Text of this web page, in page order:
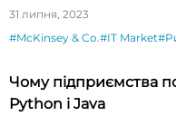
31 липня, 2023
#McKinsey & Co.#IT Market
Чому підприємства
Python і Java